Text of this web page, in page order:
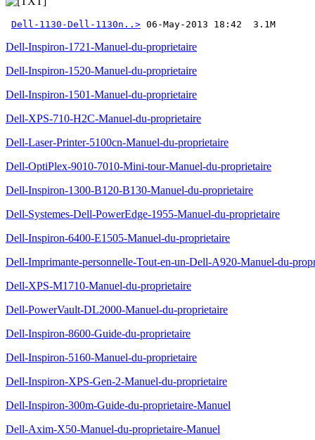
Dell-1130-Dell-1130n..> 06-May-2013 18:42  3.1M
Dell-Inspiron-1721-Manuel-du-proprietaire
Dell-Inspiron-1520-Manuel-du-proprietaire
Dell-Inspiron-1501-Manuel-du-proprietaire
Dell-XPS-710-H2C-Manuel-du-proprietaire
Dell-Laser-Printer-5100cn-Manuel-du-proprietaire
Dell-OptiPlex-9010-7010-Mini-tour-Manuel-du-proprietaire
Dell-Inspiron-1300-B120-B130-Manuel-du-proprietaire
Dell-Systemes-Dell-PowerEdge-1955-Manuel-du-proprietaire
Dell-Inspiron-6400-E1505-Manuel-du-proprietaire
Dell-Imprimante-personnelle-Tout-en-un-Dell-A920-Manuel-du-
Dell-XPS-M1710-Manuel-du-proprietaire
Dell-PowerVault-DL2000-Manuel-du-proprietaire
Dell-Inspiron-8600-Guide-du-proprietaire
Dell-Inspiron-5160-Manuel-du-proprietaire
Dell-Inspiron-XPS-Gen-2-Manuel-du-proprietaire
Dell-Inspiron-300m-Guide-du-proprietaire-Manuel
Dell-Axim-X50-Manuel-du-proprietaire-Manuel